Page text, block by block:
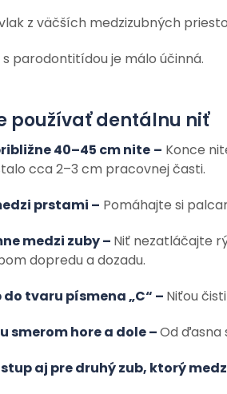
z väčších medzizubných
parodontitídou je málo účinná.
používať dentálnu niť
40–45 cm nite – Konce
cca 2–3 cm pracovnej časti.
prstami – Pomáhajte si
medzi zuby – Niť nezatláčajte
dopredu a dozadu.
tvaru písmena „C“ – Niťou
smerom hore a dole –Od ďasna
aj pre druhý zub, ktorý